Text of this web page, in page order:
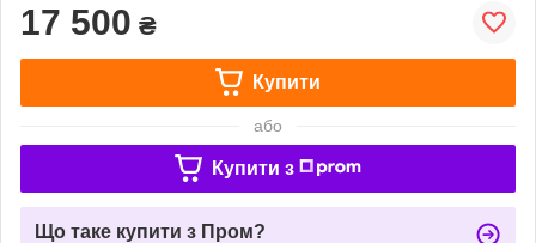
17 500 ₴
Купити
або
Купити з
Що таке купити з Пром?